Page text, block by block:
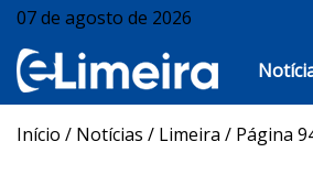
07 de agosto de 2026
Início / Notícias / Limeira / Página